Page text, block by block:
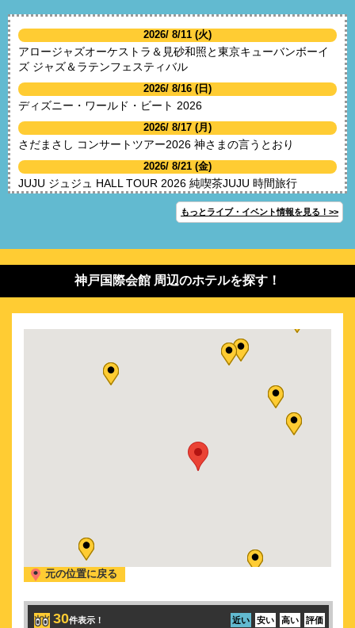
2026/ 8/11 (火)
アロージャズオーケストラ＆見砂和照と東京キューバンボーイ
ズ ジャズ＆ラテンフェスティバル
2026/ 8/16 (日)
ディズニー・ワールド・ビート 2026
2026/ 8/17 (月)
さだまさし コンサートツアー2026 神さまの言うとおり
2026/ 8/21 (金)
JUJU ジュジュ HALL TOUR 2026 純喫茶JUJU 時間旅行
2026/ 9/ 1 (火)
沢田研二 2026 LIVE! freedom 安堵 courage
2026/ 9/13 (日)
山崎育三郎 LIVE TOUR 2026 19BOX STAR MAN
FTISLAND エフティーアイランド 2026 FTISLAND TOUR 0 XIX
FANTASTICS ファンタスティックス VOCALIST LIVE 2026 山
2026/11/ 3 (火)
The 51st Anniversary 俺たちの旅 スペシャルコンサート
浜崎あゆみ ayumi hamasaki JAPAN TOUR 2026 Scapegoat
もっとライブ・イベント情報を見る！>>
神戸国際会館 周辺のホテルを探す！
元の位置に戻る
30件表示！ 近い 安い 高い 評価